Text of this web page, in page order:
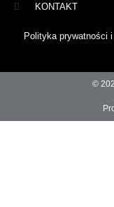
KONTAKT
Polityka prywatności
©